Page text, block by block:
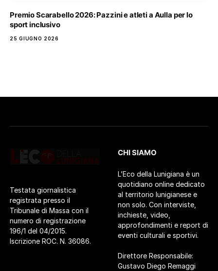
Premio Scarabello 2026: Pazzini e atleti a Aulla per lo
sport inclusivo
25 GIUGNO 2026
Testata giornalistica
registrata presso il
Tribunale di Massa con il
numero di registrazione
196/1 del 04/2015.
Iscrizione ROC. N. 36086.
CHI SIAMO
L’Eco della Lunigiana è un
quotidiano online dedicato
al territorio lunigianese e
non solo. Con interviste,
inchieste, video,
approfondimenti e report di
eventi culturali e sportivi.
Direttore Responsabile:
Gustavo Diego Remaggi